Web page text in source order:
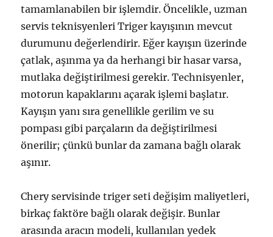
tamamlanabilen bir işlemdir. Öncelikle, uzman
servis teknisyenleri Triger kayışının mevcut
durumunu değerlendirir. Eğer kayışın üzerinde
çatlak, aşınma ya da herhangi bir hasar varsa,
mutlaka değiştirilmesi gerekir. Technisyenler,
motorun kapaklarını açarak işlemi başlatır.
Kayışın yanı sıra genellikle gerilim ve su
pompası gibi parçaların da değiştirilmesi
önerilir; çünkü bunlar da zamana bağlı olarak
aşınır.
Chery servisinde triger seti değişim maliyetleri,
birkaç faktöre bağlı olarak değişir. Bunlar
arasında aracın modeli, kullanılan yedek